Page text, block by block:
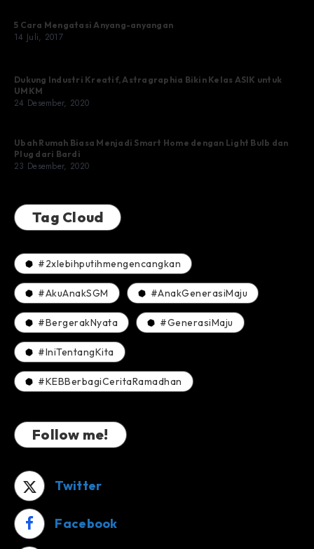
5 Cara Mengatasi Anyang-anyangan
14 Juli, 2017
Dukung Industri Kreatif, Astragraphia Bikin Kelas ASIK untuk
UMKM
24 Desember, 2020
Ubah Rumah Biasa Menjadi Smart Home dengan Light Bulb dan
Plug dari Bardi
23 Desember, 2020
Tag Cloud
#2xlebihputihmengencangkan
#AkuAnakSGM #AnakGenerasiMaju
#BergerakNyata #GenerasiMaju
#IniTentangKita
#KEBBerbagiCeritaRamadhan
Follow me!
Twitter
Facebook